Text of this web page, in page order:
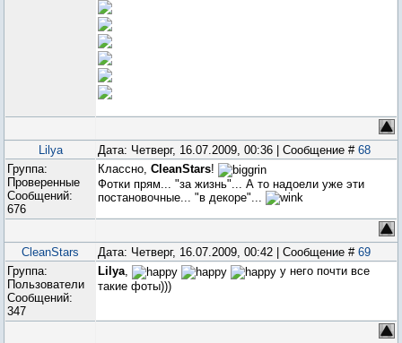
Lilya Дата: Четверг, 16.07.2009, 00:36 | Сообщение # 68
Группа:
Проверенные
Сообщений:
676
Классно, CleanStars!
Фотки прям... "за жизнь"... А то надоели уже эти
постановочные... "в декоре"...
CleanStars Дата: Четверг, 16.07.2009, 00:42 | Сообщение # 69
Группа:
Пользователи
Сообщений:
347
Lilya,
у него почти все
такие фоты)))